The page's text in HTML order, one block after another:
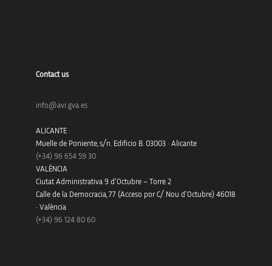
Contact us
info@avi.gva.es
ALICANTE
Muelle de Poniente, s/n. Edificio B. 03003 · Alicante
(+34) 96 654 59 30
VALÈNCIA
Ciutat Administrativa 9 d’Octubre – Torre 2
Calle de la Democracia, 77 (Acceso por C/ Nou d’Octubre) 46018
· València
(+34) 96 124 80 60